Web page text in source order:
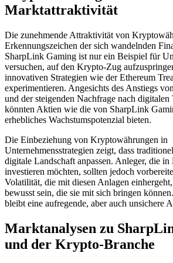
Marktattraktivität
Die zunehmende Attraktivität von
Erkennungszeichen der sich wandelnden
SharpLink Gaming ist nur ein Beispiel für
versuchen, auf den Krypto-Zug
innovativen Strategien wie der Ethereum
experimentieren. Angesichts des Anstiegs
und der steigenden Nachfrage nach digitalen
könnten Aktien wie die von SharpLink
erhebliches Wachstumspotenzial bieten.
Die Einbeziehung von Kryptowährungen in
Unternehmensstrategien zeigt, dass
digitale Landschaft anpassen. Anleger, die
investieren möchten, sollten jedoch
Volatilität, die mit diesen Anlagen
bewusst sein, die sie mit sich bringen
bleibt eine aufregende, aber auch unsichere
Marktanalysen zu
und der Krypto-Branche